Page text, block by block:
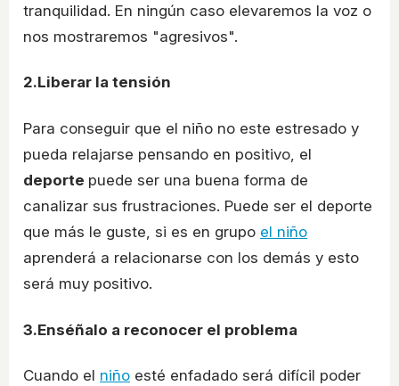
tranquilidad. En ningún caso elevaremos la voz o
nos mostraremos "agresivos".
2.Liberar la tensión
Para conseguir que el niño no este estresado y
pueda relajarse pensando en positivo, el
deporte puede ser una buena forma de
canalizar sus frustraciones. Puede ser el deporte
que más le guste, si es en grupo el niño
aprenderá a relacionarse con los demás y esto
será muy positivo.
3.Enséñalo a reconocer el problema
Cuando el niño esté enfadado será difícil poder